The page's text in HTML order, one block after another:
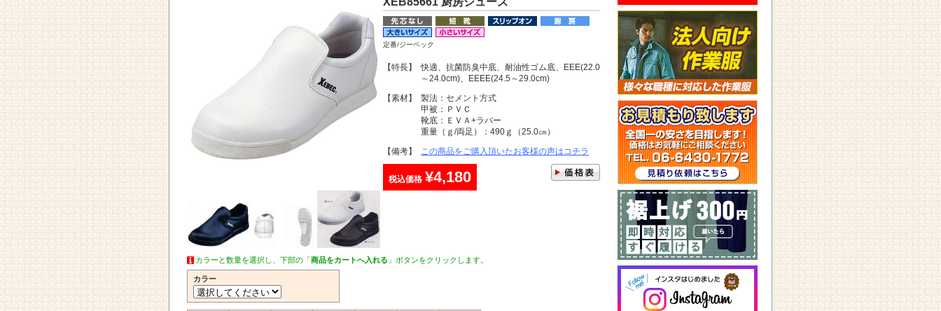
定番/ジーベック
【特長】
快適、抗菌防臭中底、耐油性ゴム底、EEE(22.0
～24.0cm)、EEEE(24.5～29.0cm)
【素材】
製法：セメント方式
甲被：ＰＶＣ
靴底：ＥＶＡ+ラバー
重量（ｇ/両足）：490ｇ（25.0㎝）
【備考】
この商品をご購入頂いたお客様の声はコチラ
税込価格 ¥4,180
カラーと数量を選択し、下部の「商品をカートへ入れる 」ボタンをクリックします。
カラー